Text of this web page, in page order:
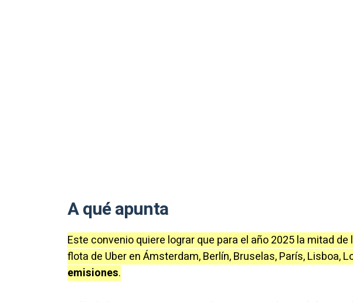
A qué apunta
Este convenio quiere lograr que para el año 2025 la mitad
flota de Uber en Ámsterdam, Berlín, Bruselas, París, Lisboa,
emisiones.